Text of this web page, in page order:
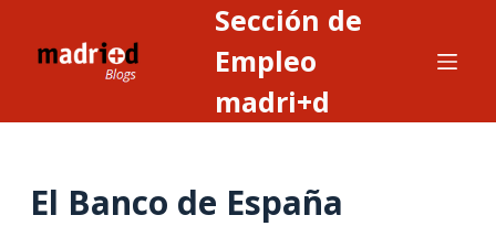
Sección de
Empleo
madri+d
El Banco de España